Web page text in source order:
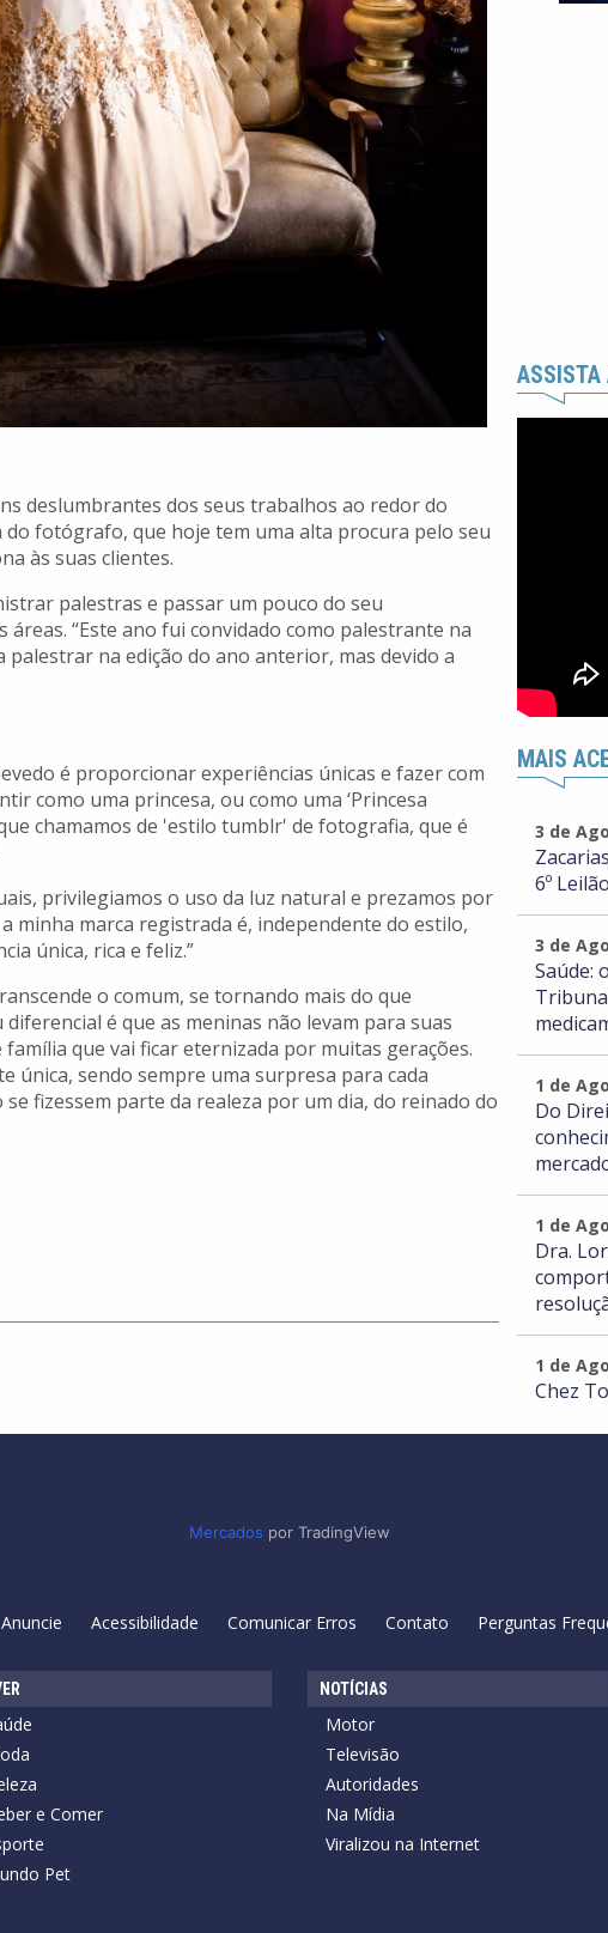
deslumbrantes dos seus trabalhos ao redor do
fotógrafo, que hoje tem uma alta procura pelo seu
às suas clientes.
palestras e passar um pouco do seu
“Este ano fui convidado como palestrante na
na edição do ano anterior, mas devido a
é proporcionar experiências únicas e fazer com
como uma princesa, ou como uma ‘Princesa
chamamos de 'estilo tumblr' de fotografia, que é
privilegiamos o uso da luz natural e prezamos por
minha marca registrada é, independente do estilo,
única, rica e feliz.”
o comum, se tornando mais do que
é que as meninas não levam para suas
que vai ficar eternizada por muitas gerações.
única, sendo sempre uma surpresa para cada
fizessem parte da realeza por um dia, do reinado do
ASSISTA
MAIS
3 de
6º
3 de
Saúde:
1 de
Do
1 de
Dra.
1 de
Chez
Mercados por TradingView
Anuncie Acessibilidade Comunicar Erros Contato Perguntas
e Comer
Pet
NOTÍCIAS
Motor
Televisão
Autoridades
Na Mídia
Viralizou na Internet